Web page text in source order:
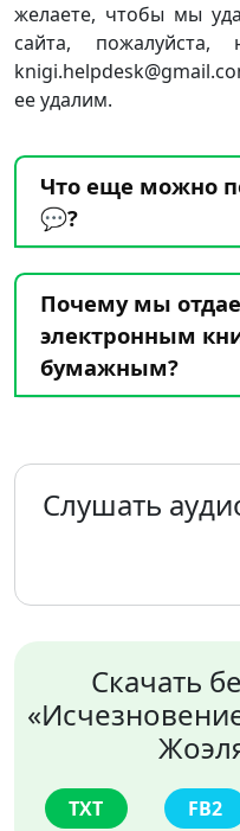
желаете, чтобы мы
сайта,
ее удалим.
Что еще можно
💬?
Почему мы
электронным
бумажным?
Слушать
Скачать
TXT FB2